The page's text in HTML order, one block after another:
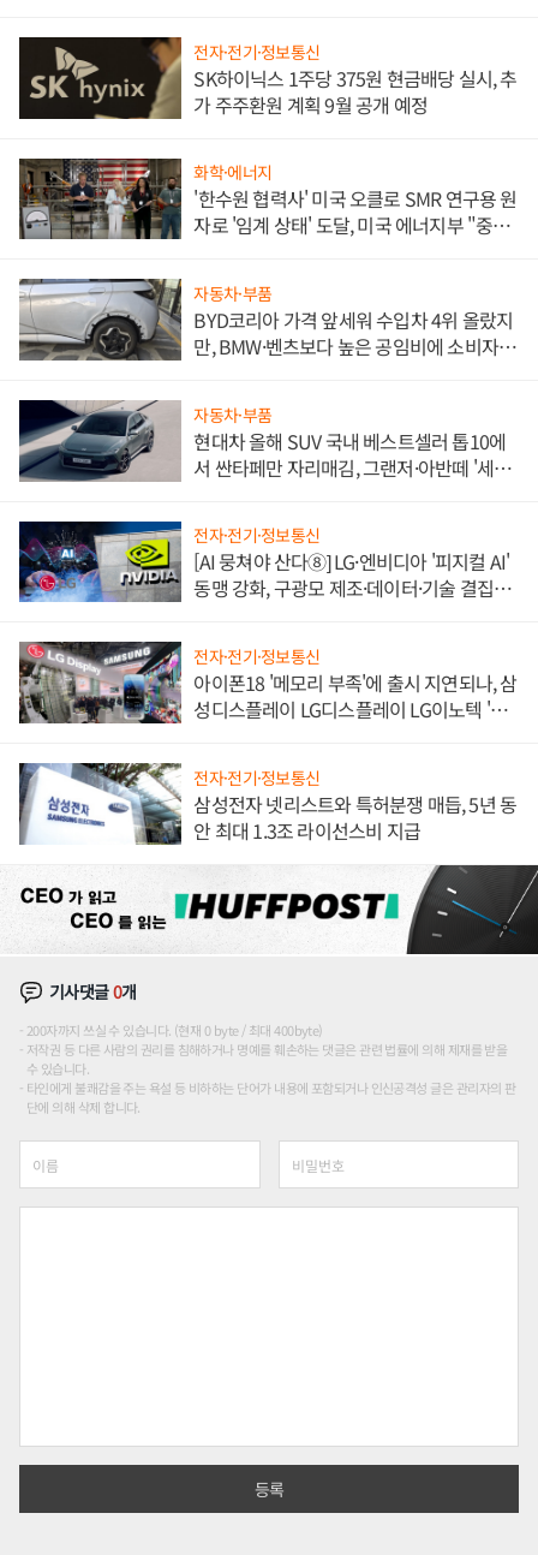
전자·전기·정보통신
SK하이닉스 1주당 375원 현금배당 실시, 추
가 주주환원 계획 9월 공개 예정
화학·에너지
'한수원 협력사' 미국 오클로 SMR 연구용 원
자로 '임계 상태' 도달, 미국 에너지부 "중요
자동차·부품
BYD코리아 가격 앞세워 수입차 4위 올랐지
만, BMW·벤츠보다 높은 공임비에 소비자
자동차·부품
현대차 올해 SUV 국내 베스트셀러 톱10에
서 싼타페만 자리매김, 그랜저·아반떼 '세단
전자·전기·정보통신
[AI 뭉쳐야 산다⑧] LG·엔비디아 '피지컬 AI'
동맹 강화, 구광모 제조·데이터·기술 결집
전자·전기·정보통신
아이폰18 '메모리 부족'에 출시 지연되나, 삼
성디스플레이 LG디스플레이 LG이노텍 '탈
전자·전기·정보통신
삼성전자 넷리스트와 특허분쟁 매듭, 5년 동
안 최대 1.3조 라이선스비 지급
기사댓글0개
200자까지 쓰실 수 있습니다. (현재 0 byte / 최대 400byte)
저작권 등 다른 사람의 권리를 침해하거나 명예를 훼손하는 댓글은 관련 법률에 의해 제재를 받을
수 있습니다.
타인에게 불쾌감을 주는 욕설 등 비하하는 단어가 내용에 포함되거나 인신공격성 글은 관리자의 판
단에 의해 삭제 합니다.